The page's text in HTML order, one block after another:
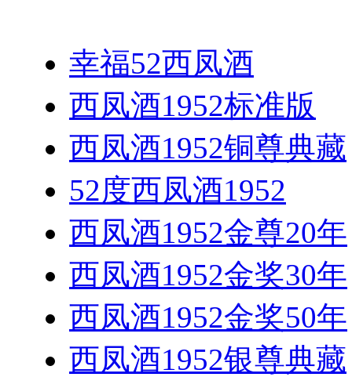
幸福52西凤酒
西凤酒1952标准版
西凤酒1952铜尊典藏
52度西凤酒1952
西凤酒1952金尊20年
西凤酒1952金奖30年
西凤酒1952金奖50年
西凤酒1952银尊典藏